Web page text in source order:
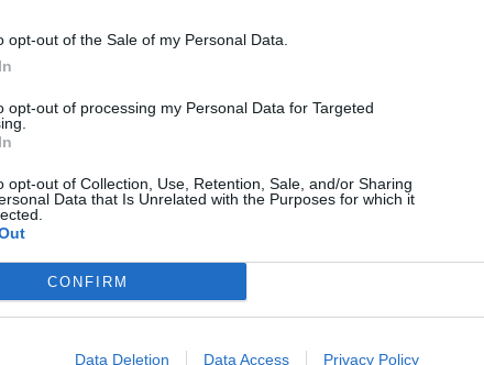
opt-out of the Sale of my Personal Data.
opt-out of processing my Personal Data for Targeted
opt-out of Collection, Use, Retention, Sale, and/or Sharing
Data that Is Unrelated with the Purposes for which it
CONFIRM
Data Deletion Data Access Privacy Policy
RÓWNIEŻ:
przecenił hit do kuchni. Air fryer tańszy aż o 150 zł, a to
dla milionów polskich rodzin. ZUS wypłacił już 173 mln
wciąż można składać
2026 12:56
powiedziała, że ogłoszenie jednostronnego wstrzymania